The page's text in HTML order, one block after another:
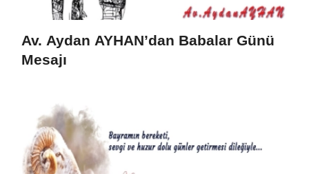
Av. Aydan AYHAN’dan Babalar Günü
Mesajı